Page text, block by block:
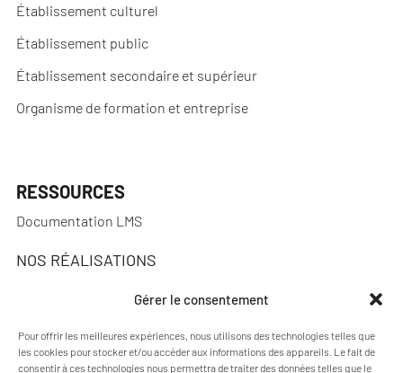
Gérer le consentement
Pour offrir les meilleures expériences, nous utilisons des technologies telles que
les cookies pour stocker et/ou accéder aux informations des appareils. Le fait de
consentir à ces technologies nous permettra de traiter des données telles que le
Établissement culturel
Établissement public
Établissement secondaire et supérieur
Organisme de formation et entreprise
RESSOURCES
Documentation LMS
NOS RÉALISATIONS